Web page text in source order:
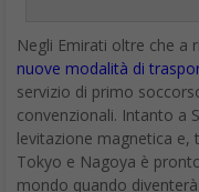
statunitense.
Vantaggi ed esclusive
Oltre alla possibilità di
sempre reperibile,
vantaggi come: